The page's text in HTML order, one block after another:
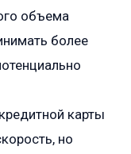
объема
более
карты
но